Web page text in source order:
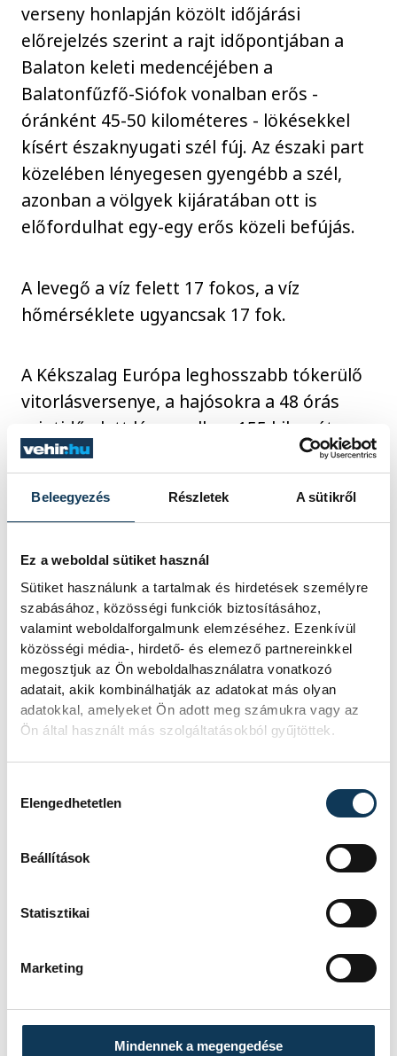
Beleegyezés Részletek A sütikről
Ez a weboldal sütiket használ
Sütiket használunk a tartalmak és hirdetések személyre
szabásához, közösségi funkciók biztosításához,
valamint weboldalforgalmunk elemzéséhez. Ezenkívül
közösségi média-, hirdető- és elemező partnereinkkel
megosztjuk az Ön weboldalhasználatra vonatkozó
adatait, akik kombinálhatják az adatokat más olyan
adatokkal, amelyeket Ön adott meg számukra vagy az
Ön által használt más szolgáltatásokból gyűjtöttek.
Elengedhetetlen
Beállítások
Statisztikai
Marketing
Mindennek a megengedése
verseny honlapján közölt időjárási
előrejelzés szerint a rajt időpontjában a
Balaton keleti medencéjében a
Balatonfűzfő-Siófok vonalban erős -
óránként 45-50 kilométeres - lökésekkel
kísért északnyugati szél fúj. Az északi part
közelében lényegesen gyengébb a szél,
azonban a völgyek kijáratában ott is
előfordulhat egy-egy erős közeli befújás.
A levegő a víz felett 17 fokos, a víz
hőmérséklete ugyancsak 17 fok.
A Kékszalag Európa leghosszabb tókerülő
vitorlásversenye, a hajósokra a 48 órás
szintidő alatt légvonalban 155 kilométeres
út vár. A balatonfüredi rajt után
Balatonkenese, Siófok és a Tihanyi-szoros
érintésével haladnak, majd Keszthelynél
A Kékszalag időrekordját továbbra is a
Józsa Márton vezette Fifty-Fifty tartja 2023
óta 5 óra 3 perc 56 másodperces idővel.
Legtöbbször, tizenháromszor Litkey Farkas
győzött a Kékszalagon.
GALÉRIA
Kékszalag 2025.
vitorlázás
Kékszalag